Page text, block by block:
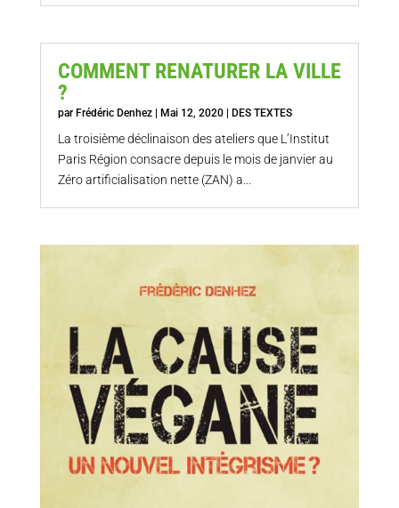
COMMENT RENATURER LA VILLE
?
par Frédéric Denhez| Mai 12, 2020| DES TEXTES
La troisième déclinaison des ateliers que L’Institut
Paris Région consacre depuis le mois de janvier au
Zéro artificialisation nette (ZAN) a...